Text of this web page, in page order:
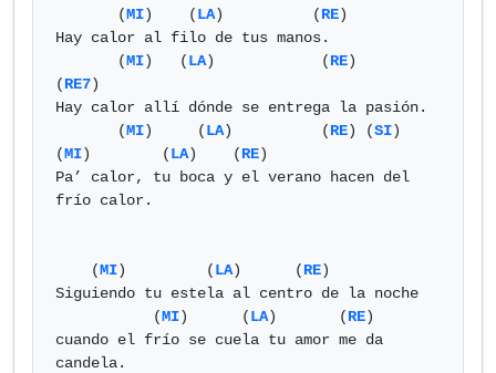
       (
MI)    (LA)          (RE)
Hay calor al filo de tus manos.
       (
MI)   (LA)            (RE)
(RE7)
Hay calor allí dónde se entrega la pasión.
       (
MI)     (LA)          (RE) (SI)
(MI)        (LA)    (RE)
Pa’ calor, tu boca y el verano hacen del
frío calor.
    (
MI)         (LA)      (RE)
Siguiendo tu estela al centro de la noche
           (
MI)      (LA)       (RE)
cuando el frío se cuela tu amor me da
candela.